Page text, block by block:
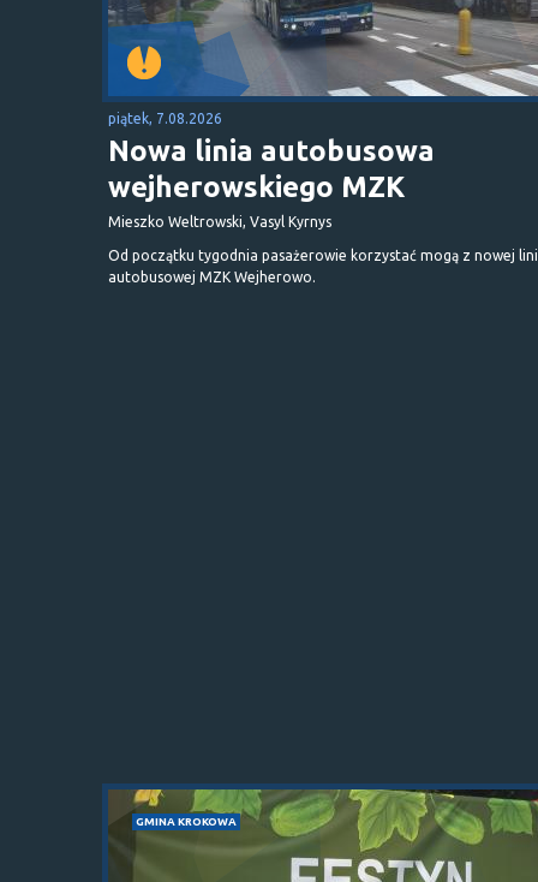
piątek, 7.08.2026
Nowa linia autobusowa
wejherowskiego MZK
Mieszko Weltrowski, Vasyl Kyrnys
Od początku tygodnia pasażerowie korzystać mogą z nowej
autobusowej MZK Wejherowo.
GMINA KROKOWA